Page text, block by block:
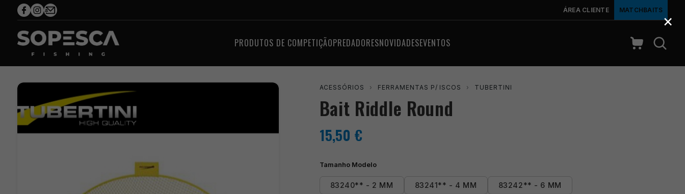
ÁREA CLIENTE MATCHBAITS
PRODUTOS DE COMPETIÇÃOPREDADORESNOVIDADESEVENTOS
ACESSÓRIOS › FERRAMENTAS P/ ISCOS › TUBERTINI
Bait Riddle Round
15,50 €
Tamanho Modelo
83240** - 2 MM 83241** - 4 MM 83242** - 6 MM
×